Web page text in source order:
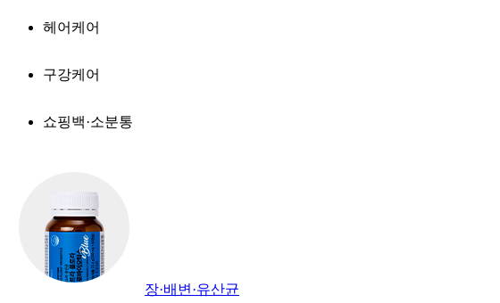
헤어케어
구강케어
쇼핑백·소분통
장·배변·유산균